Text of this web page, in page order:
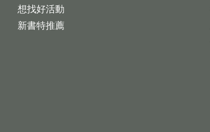
想找好活動
新書特推薦